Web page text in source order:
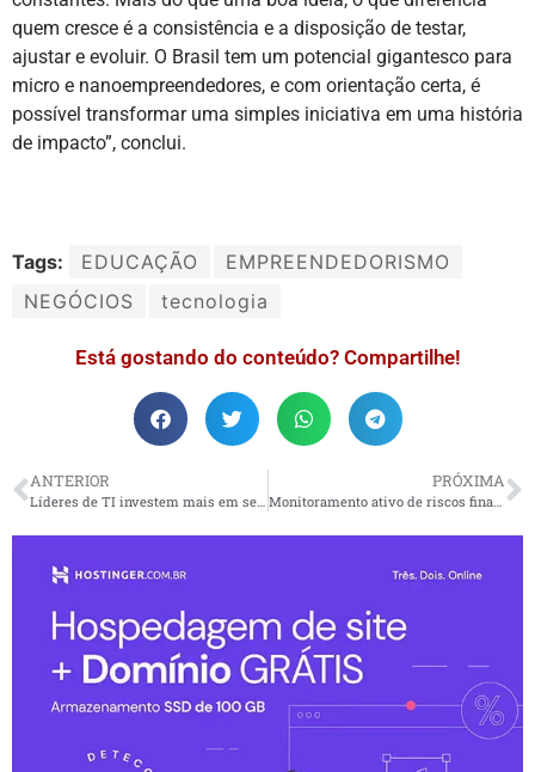
quem cresce é a consistência e a disposição de testar,
ajustar e evoluir. O Brasil tem um potencial gigantesco para
micro e nanoempreendedores, e com orientação certa, é
possível transformar uma simples iniciativa em uma história
de impacto”, conclui.
Tags: EDUCAÇÃO
EMPREENDEDORISMO
NEGÓCIOS
tecnologia
Está gostando do conteúdo? Compartilhe!
ANTERIOR
Líderes de TI investem mais em segurança, nuvem e IA
PRÓXIMA
Monitoramento ativo de riscos financeiros evita prejuízos